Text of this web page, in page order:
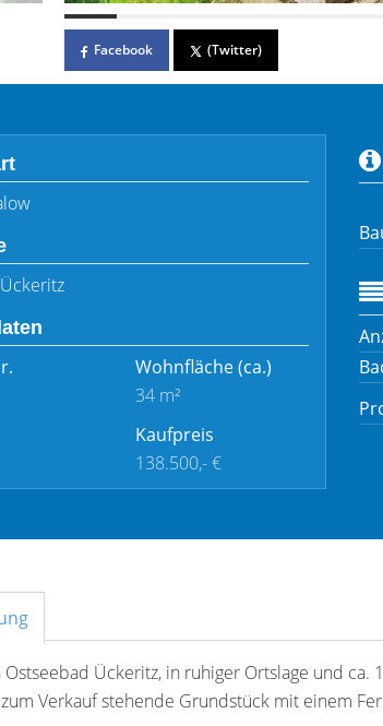
Facebook (Twitter)
Wohnfläche(ca.)
34 m²
Kaufpreis
138.500,- €
Ostseebad Ückeritz, in ruhiger Ortslage und
Verkauf stehende Grundstück mit einem